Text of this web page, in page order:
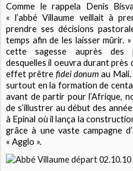
Comme le rappela Denis
« l’abbé Villaume veillait à
prendre ses décisions
temps afin de les laisser mûrir. »
cette sagesse auprès des
desquelles il oeuvra durant près
effet prêtre fidei donum au
surtout en la formation de
avant de partir pour l’Afrique,
de s’illustrer au début des
à Epinal où il lança la
grâce à une vaste campagne
« Agglo ».